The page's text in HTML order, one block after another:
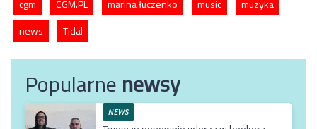
cgm CGM.PL marina łuczenko music
muzyka
news
Tidal
Popularnenewsy
NEWS